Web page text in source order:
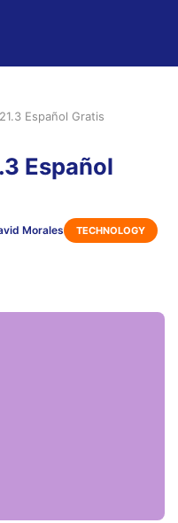
Español Gratis
Español
Morales TECHNOLOGY